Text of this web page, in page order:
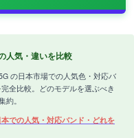
人気・違いを比較
の日本市場での人気色・対応バ
全比較。どのモデルを選ぶべき
約。
での人気・対応バンド・どれを